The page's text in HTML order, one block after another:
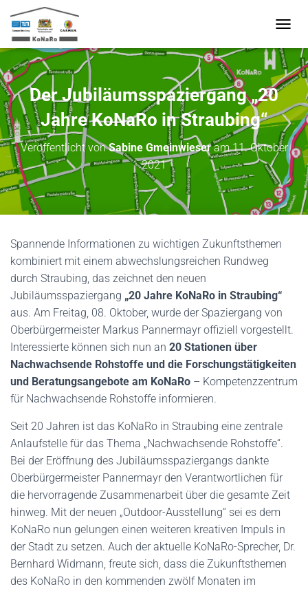
A
V
I
G
T
I
O
N
U
M
S
C
H
Der Jubiläumsspaziergang „20
Jahre KoNaRo in Straubing“
Veröffentlicht vonSabine Gmeinwieseram11. Oktober
2021
Spannende Informationen zu wichtigen Zukunftsthemen
kombiniert mit einem abwechslungsreichen Rundweg
durch Straubing, das zeichnet den neuen
Jubiläumsspaziergang „20 Jahre KoNaRo in Straubing“
aus. Am Freitag, 08. Oktober, wurde der Spaziergang von
Oberbürgermeister Markus Pannermayr offiziell vorgestellt.
Interessierte können sich nun an 20 Stationen über
Nachwachsende Rohstoffe und die Forschungstätigkeiten
und Beratungsangebote am KoNaRo – Kompetenzzentrum
für Nachwachsende Rohstoffe informieren.
Seit 20 Jahren ist das KoNaRo in Straubing eine zentrale
Anlaufstelle für das Thema „Nachwachsende Rohstoffe“.
Bei der Eröffnung des Jubiläumsspaziergangs dankte
Oberbürgermeister Pannermayr den Verantwortlichen für
die hervorragende Zusammenarbeit über die gesamte Zeit
hinweg. Mit der neuen „Outdoor-Ausstellung“ sei es dem
KoNaRo nun gelungen einen weiteren kreativen Impuls in
der Stadt zu setzen. Auch der aktuelle KoNaRo-Sprecher, Dr.
Bernhard Widmann, freute sich, dass die Zukunftsthemen
des KoNaRo in den kommenden zwölf Monaten im